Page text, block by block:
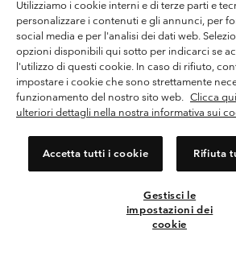
Termini di utilizzo
Condizioni Generali di
Politica sulla privacy
Termini e condizioni del programma di
Condizioni di utilizzo dei contenuti generati dagli
Cookies
Public CBCR
Servizio clienti: Lun. - ven. 9:00 - 13:00 & 14:00-
(+)390694804176
Utilizziamo i cookie interni e di terze parti e
personalizzare i contenuti e gli annunci, per
social media e per l'analisi dei dati web.
opzioni disponibili qui sotto per indicarci se
l'utilizzo di questi cookie. In caso di rifiuto,
impostare i cookie che sono strettamente
funzionamento del nostro sito web. Clicca
ulteriori dettagli nella nostra informativa sui
Accetta tutti i cookie Rifiuta
Gestisci le
impostazioni dei
cookie
Seleziona il paese di
Shopping online
Italia
Visualizza Tutti I Paesi